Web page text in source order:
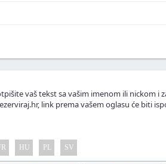
ili fotografije.
vaš tekst sa vašim imenom ili nickom i
link prema vašem oglasu će biti
HU PL SV